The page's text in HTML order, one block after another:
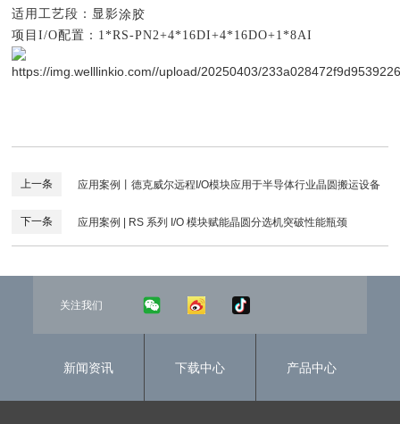
适用工艺段：显影涂胶
项目I/O配置：1*RS-PN2+4*16DI+4*16DO+1*8AI
上一条 应用案例丨德克威尔远程I/O模块应用于半导体行业晶圆搬运设备
下一条 应用案例 | RS 系列 I/O 模块赋能晶圆分选机突破性能瓶颈
关注我们
新闻资讯 下载中心 产品中心